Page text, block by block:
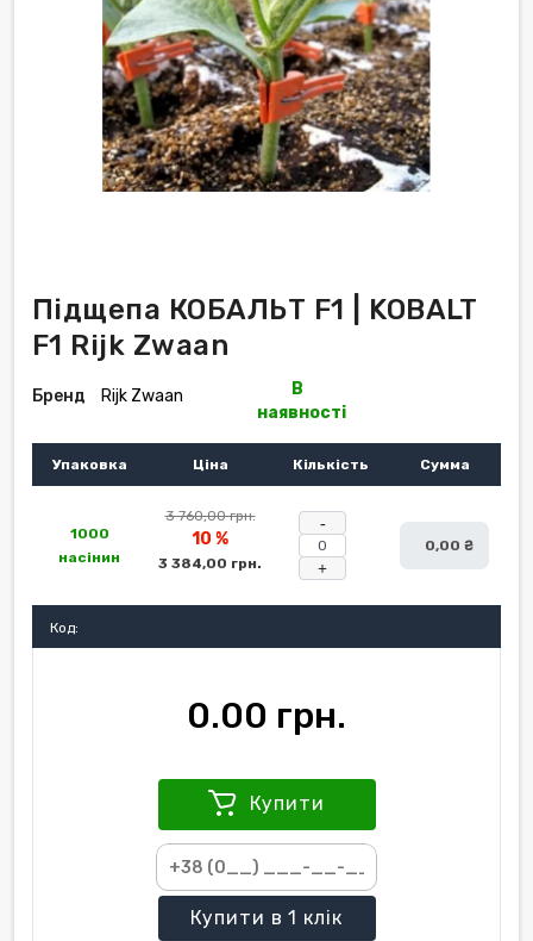
Підщепа КОБАЛЬТ F1 | KOBALT
F1 Rijk Zwaan
Бренд Rijk Zwaan
В
наявності
Упаковка Ціна Кількість Сумма
1000
насінин
3 760,00 грн.
10 %
3 384,00 грн. +
0,00 ₴
Код:
0.00 грн.
Купити
Купити в 1 клік